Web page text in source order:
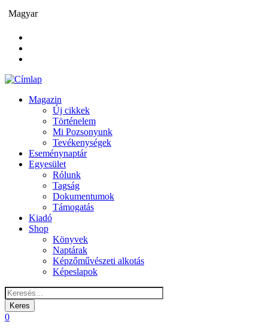
Ugrás
Magyar
navigation
Magazin
Új cikkek
Történelem
Mi Pozsonyunk
Tevékenységek
Eseménynaptár
Egyesület
Rólunk
Tagság
Dokumentumok
Támogatás
Kiadó
Shop
Könyvek
Naptárak
Képzőművészeti alkotás
Képeslapok
0